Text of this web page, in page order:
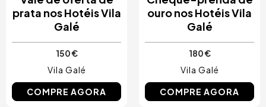
prata nos Hotéis Vila
Galé
150 €
Vila Galé
COMPRE AGORA
ouro nos Hotéis Vila
Galé
180 €
Vila Galé
COMPRE AGORA